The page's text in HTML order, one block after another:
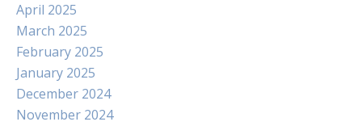
April 2025
March 2025
February 2025
January 2025
December 2024
November 2024